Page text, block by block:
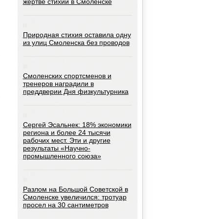
Природная стихия оставила одну
из улиц Смоленска без проводов
Смоленских спортсменов и
тренеров наградили в
преддверии Дня физкультурника
Сергей Эсальнек: 18% экономики
региона и более 24 тысячи
рабочих мест. Эти и другие
результаты «Научно-
промышленного союза»
Разлом на Большой Советской в
Смоленске увеличился: тротуар
просел на 30 сантиметров